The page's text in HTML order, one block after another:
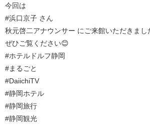
今回は
#浜口京子 さん
秋元啓二アナウンサー にご来館いただきまし
ぜひご覧ください😊
#ホテルドルフ静岡
#まるごと
#DaiichiTV
#静岡ホテル
#静岡旅行
#静岡観光